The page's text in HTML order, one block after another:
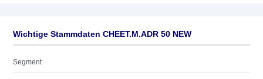
Wichtige Stammdaten CHEET.M.ADR 50 NEW
Segment